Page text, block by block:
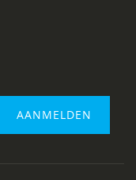
AANMELDEN